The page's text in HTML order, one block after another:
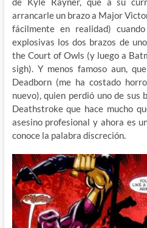
arrancarle un brazo a Major
fácilmente en realidad)
explosivas los dos brazos de
the Court of Owls (y luego a
sigh). Y menos famoso aun,
Deadborn (me ha costado
nuevo), quien perdió uno de sus
Deathstroke que hace mucho
asesino profesional y ahora es
conoce la palabra discreción.